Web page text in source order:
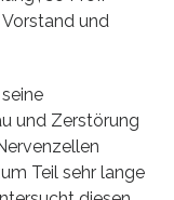
und
und Zerstörung
Teil sehr lange